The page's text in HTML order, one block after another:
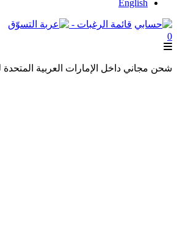
English
قائمة الرغبات -
0
شحن مجاني داخل الإمارات العربية المتحدة للطلبات التي تزيد قيمتها عن 250 درهمًا إماراتيًا.